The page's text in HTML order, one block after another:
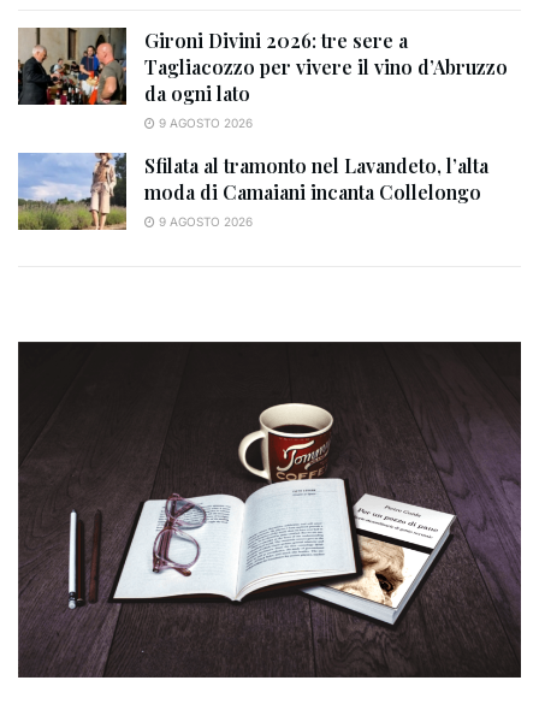
Gironi Divini 2026: tre sere a
Tagliacozzo per vivere il vino d’Abruzzo
da ogni lato
9 AGOSTO 2026
Sfilata al tramonto nel Lavandeto, l’alta
moda di Camaiani incanta Collelongo
9 AGOSTO 2026